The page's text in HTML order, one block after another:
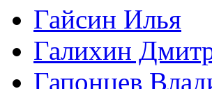
Гайсин Илья
Галихин
Гапонцев